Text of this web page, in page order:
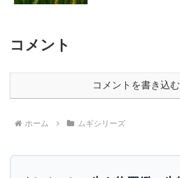
コメント
コメントを書き込む
ホーム ムギシリーズ